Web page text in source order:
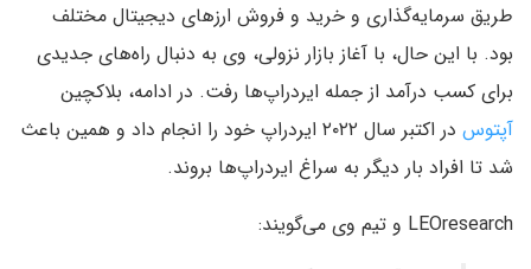
طریق سرمایه‌گذاری و خرید و فروش ارزهای دیجیتال مختلف
بود. با این حال، با آغاز بازار نزولی، وی به دنبال راه‌های جدیدی
برای کسب درآمد از جمله ایردراپ‌ها رفت. در ادامه، بلاکچین
آپتوس
در اکتبر سال ۲۰۲۲ ایردراپ خود را انجام داد و همین باعث
شد تا افراد بار دیگر به سراغ ایردراپ‌ها بروند.
LEOresearch و تیم وی می‌گویند: